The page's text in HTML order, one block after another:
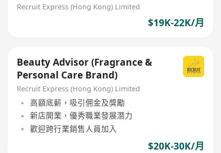
Recruit Express (Hong Kong) Limited
$19K-22K/月
Beauty Advisor (Fragrance &
Personal Care Brand)
Recruit Express (Hong Kong) Limited
高額底薪，吸引佣金及獎勵
新店開業，優秀職業發展潛力
歡迎跨行業銷售人員加入
$20K-30K/月